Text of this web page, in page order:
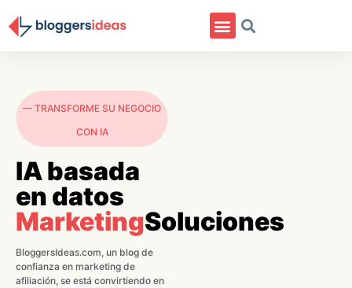
— TRANSFORME SU NEGOCIO
CON IA
IA basada
en datos
MarketingSoluciones
BloggersIdeas.com, un blog de
confianza en marketing de
afiliación, se está convirtiendo en